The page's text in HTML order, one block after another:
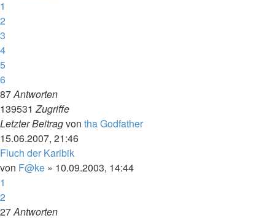
1
2
3
4
5
6
87Antworten
139531Zugriffe
Letzter Beitragvon tha Godfather
15.06.2007, 21:46
Fluch der Karibik
von F@ke » 10.09.2003, 14:44
1
2
27Antworten